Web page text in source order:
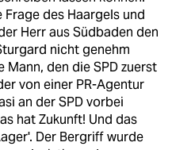
Frage des Haargels und
Herr aus Südbaden den
nicht genehm
Mann, den die SPD zuerst
von einer PR-Agentur
an der SPD vorbei
hat Zukunft! Und das
Der Bergriff wurde